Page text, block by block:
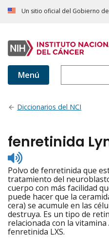
Un sitio oficial del Gobierno
Menú
Diccionarios del NCI
fenretinida
Listen
to
pronunciation
Polvo de fenretinida que
tratamiento del
cuerpo con más facilidad
puede hacer que la
cera) se acumule en las
destruya. Es un tipo de
relacionada con la vitamina
fenretinida LXS.